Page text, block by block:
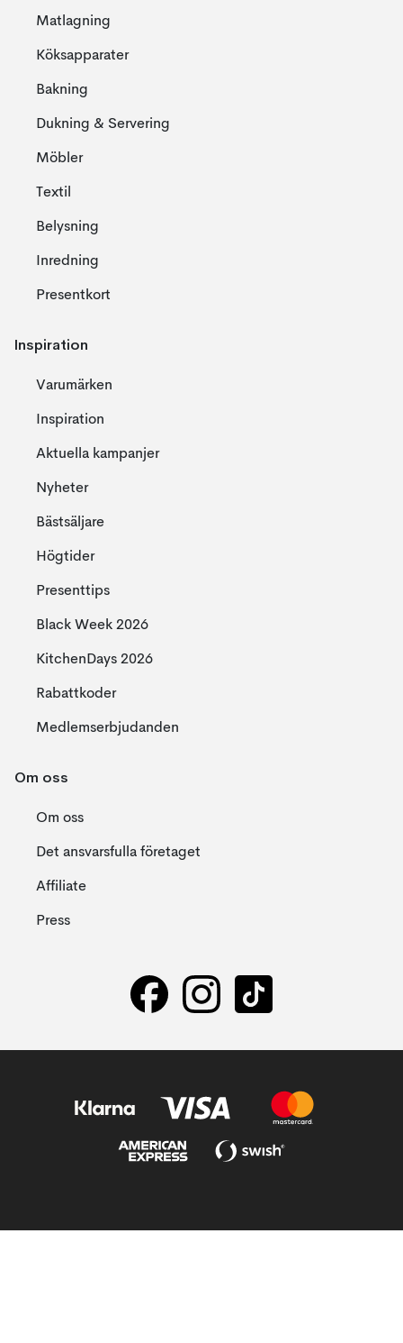
Matlagning
Köksapparater
Bakning
Dukning & Servering
Möbler
Textil
Belysning
Inredning
Presentkort
Inspiration
Varumärken
Inspiration
Aktuella kampanjer
Nyheter
Bästsäljare
Högtider
Presenttips
Black Week 2026
KitchenDays 2026
Rabattkoder
Medlemserbjudanden
Om oss
Om oss
Det ansvarsfulla företaget
Affiliate
Press